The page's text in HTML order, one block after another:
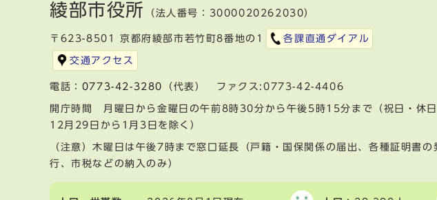
綾部市役所 （法人番号：3000020262030）
〒623-8501 京都府綾部市若竹町8番地の1 各課直通ダイアル
交通アクセス
電話： 0773-42-3280 （代表） ファクス:0773-42-4406
開庁時間 月曜日から金曜日の午前8時30分から午後5時15分まで（祝日・休日
12月29日から1月3日を除く）
（注意）木曜日は午後7時まで窓口延長（戸籍・国保関係の届出、各種証明書の
行、市税などの納入のみ）